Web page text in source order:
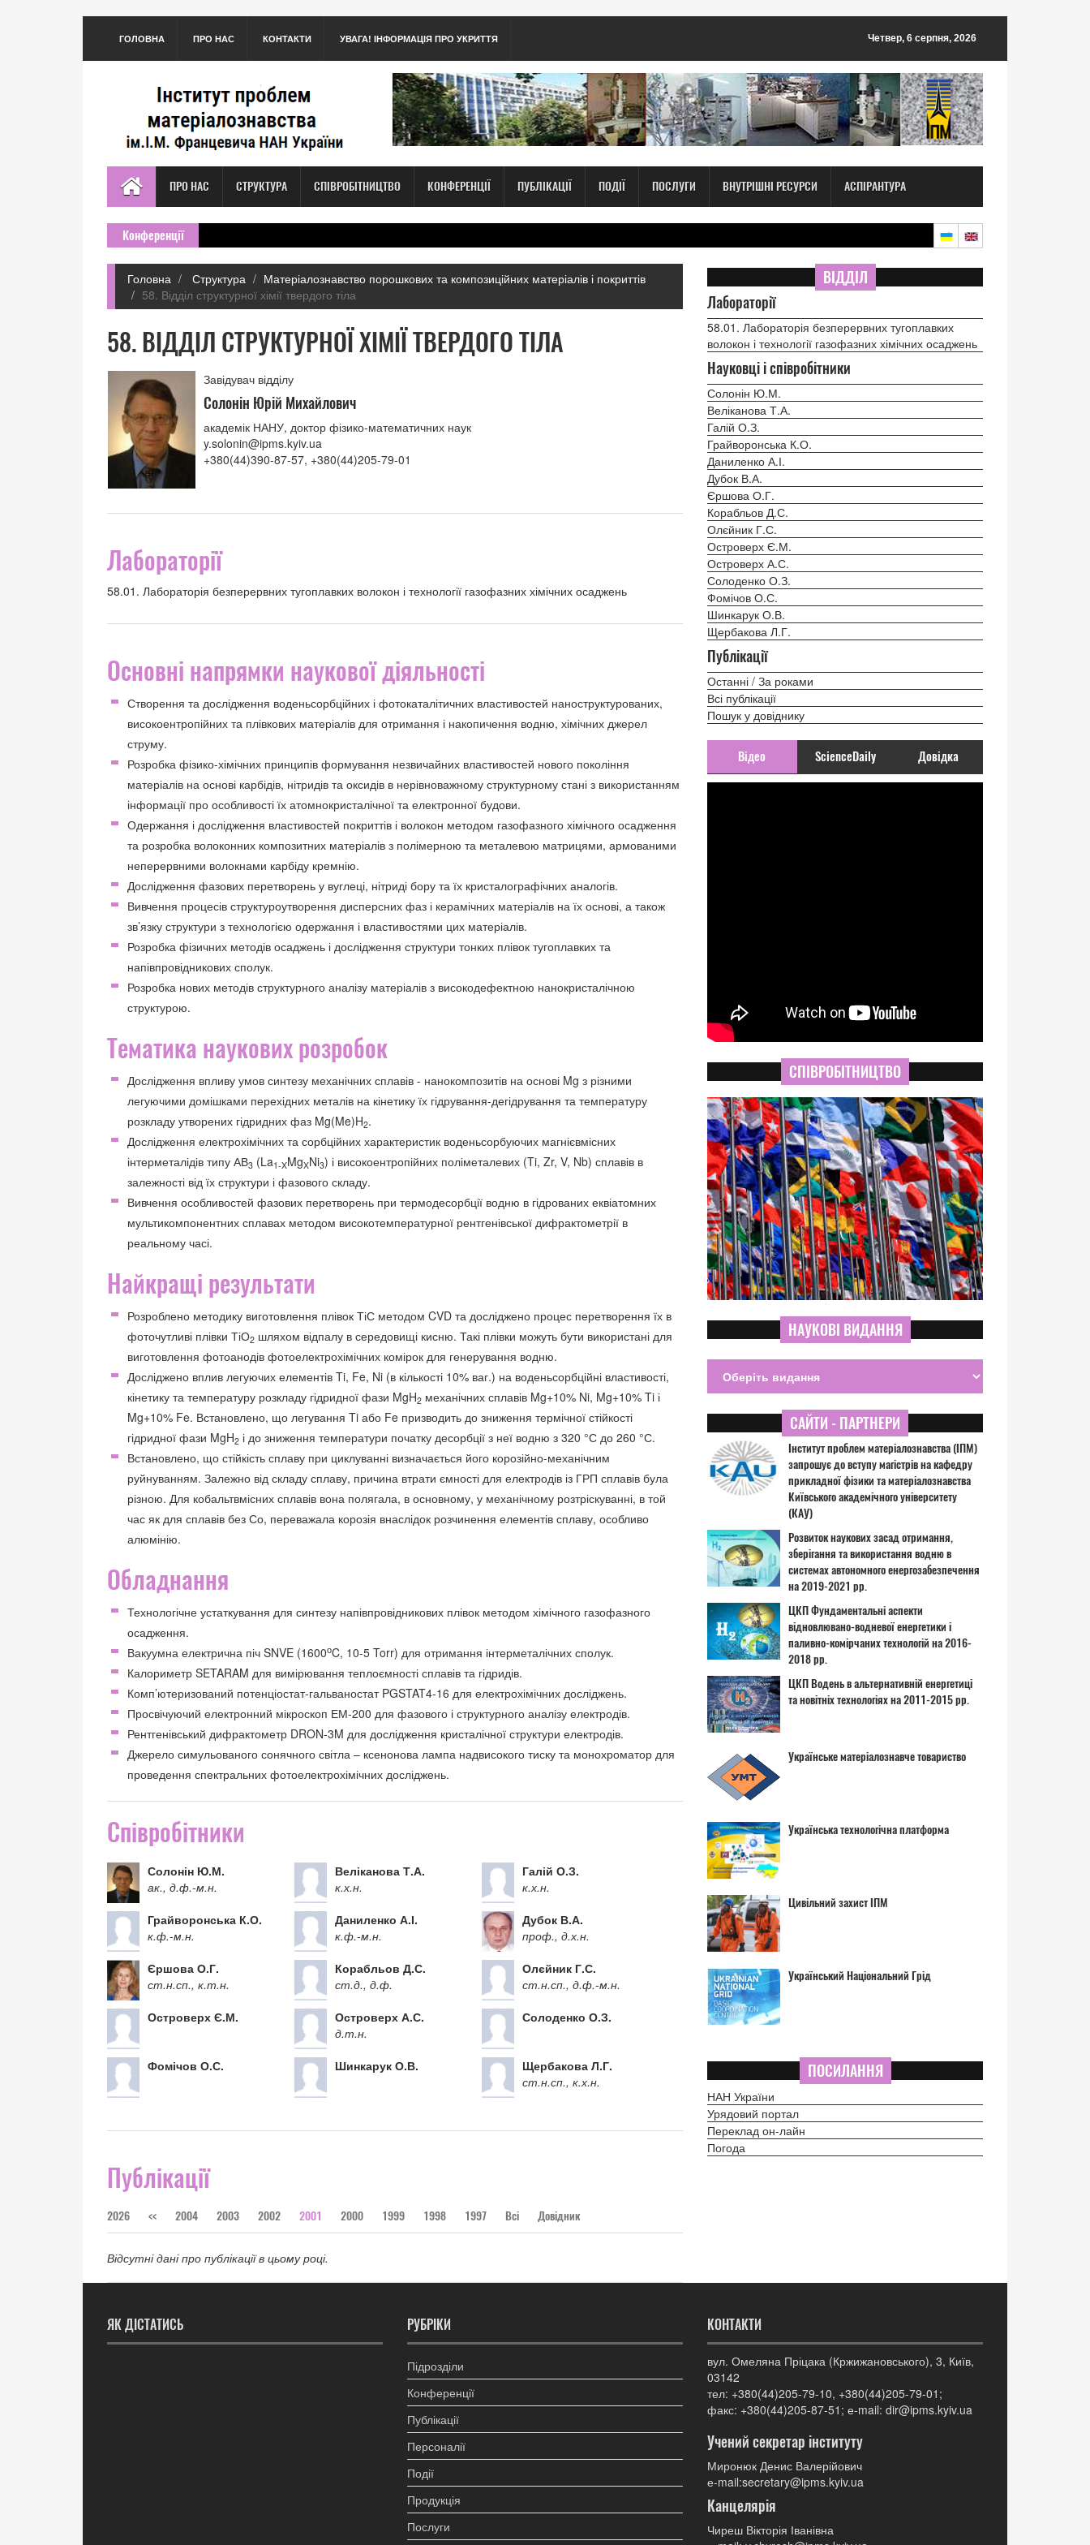
ГОЛОВНА ПРО НАС КОНТАКТИ УВАГА! ІНФОРМАЦІЯ ПРО УКРИТТЯ Четвер, 6 серпня, 2026
ПРО НАС СТРУКТУРА СПІВРОБІТНИЦТВО КОНФЕРЕНЦІЇ ПУБЛІКАЦІЇ ПОДІЇ ПОСЛУГИ ВНУТРІШНІ РЕСУРСИ АСПІРАНТУРА
Конференції
Головна Структура
Матеріалознавство порошкових та композиційних матеріалів і покриттів
58. Відділ структурної хімії твердого тіла
58. ВІДДІЛ СТРУКТУРНОЇ ХІМІЇ ТВЕРДОГО ТІЛА
Завідувач відділу
Солонін Юрій Михайлович
академік НАНУ, доктор фізико-математичних наук
y.solonin@ipms.kyiv.ua
+380(44)390-87-57, +380(44)205-79-01
Лабораторії
58.01. Лабораторія безперервних тугоплавких волокон і технології газофазних хімічних осаджень
Основні напрямки наукової діяльності
Створення та дослідження воденьсорбційних і фотокаталітичних властивостей наноструктурованих,
високоентропійних та плівкових матеріалів для отримання і накопичення водню, хімічних джерел
струму.
Розробка фізико-хімічних принципів формування незвичайних властивостей нового покоління
матеріалів на основі карбідів, нітридів та оксидів в нерівноважному структурному стані з використанням
інформації про особливості їх атомнокристалічної та електронної будови.
Одержання і дослідження властивостей покриттів і волокон методом газофазного хімічного осадження
та розробка волоконних композитних матеріалів з полімерною та металевою матрицями, армованими
неперервними волокнами карбіду кремнію.
Дослідження фазових перетворень у вуглеці, нітриді бору та їх кристалографічних аналогів.
Вивчення процесів структуроутворення дисперсних фаз і керамічних матеріалів на їх основі, а також
зв’язку структури з технологією одержання і властивостями цих матеріалів.
Розробка фізичних методів осаджень і дослідження структури тонких плівок тугоплавких та
напівпровідникових сполук.
Розробка нових методів структурного аналізу матеріалів з високодефектною нанокристалічною
структурою.
Тематика наукових розробок
Дослідження впливу умов синтезу механічних сплавів - нанокомпозитів на основі Mg з різними
легуючими домішками перехідних металів на кінетику їх гідрування-дегідрування та температуру
розкладу утворених гідридних фаз Mg(Me)H2.
Дослідження електрохімічних та сорбційних характеристик воденьсорбуючих магнієвмісних
інтерметалідів типу АВ3 (La1-XMgXNi3) і високоентропійних поліметалевих (Ti, Zr, V, Nb) сплавів в
залежності від їх структури і фазового складу.
Вивчення особливостей фазових перетворень при термодесорбції водню в гідрованих еквіатомних
мультикомпонентних сплавах методом високотемпературної рентгенівської дифрактометрії в
реальному часі.
Найкращі результати
Розроблено методику виготовлення плівок ТіС методом CVD та досліджено процес перетворення їх в
фоточутливі плівки ТіО2 шляхом відпалу в середовищі кисню. Такі плівки можуть бути використані для
виготовлення фотоанодів фотоелектрохімічних комірок для генерування водню.
Досліджено вплив легуючих елементів Ti, Fe, Ni (в кількості 10% ваг.) на воденьсорбційні властивості,
кінетику та температуру розкладу гідридної фази MgH2 механічних сплавів Mg+10% Ni, Mg+10% Ti і
Mg+10% Fe. Встановлено, що легування Ti або Fe призводить до зниження термічної стійкості
гідридної фази MgH2 і до зниження температури початку десорбції з неї водню з 320 °С до 260 °С.
Встановлено, що стійкість сплаву при циклуванні визначається його корозійно-механічним
руйнуванням. Залежно від складу сплаву, причина втрати ємності для електродів із ГРП сплавів була
різною. Для кобальтвмісних сплавів вона полягала, в основному, у механічному розтріскуванні, в той
час як для сплавів без Со, переважала корозія внаслідок розчинення елементів сплаву, особливо
алюмінію.
Обладнання
Технологічне устаткування для синтезу напівпровідникових плівок методом хімічного газофазного
осадження.
Вакуумна електрична піч SNVE (1600оC, 10-5 Torr) для отримання інтерметалічних сполук.
Калориметр SETARAM для вимірювання теплоємності сплавів та гідридів.
Комп’ютеризований потенціостат-гальваностат PGSTAT4-16 для електрохімічних досліджень.
Просвічуючий електронний мікроскоп ЕМ-200 для фазового і структурного аналізу електродів.
Рентгенівський дифрактометр DRON-3M для дослідження кристалічної структури електродів.
Джерело симульованого сонячного світла – ксенонова лампа надвисокого тиску та монохроматор для
проведення спектральних фотоелектрохімічних досліджень.
Співробітники
Солонін Ю.М.
ак., д.ф.-м.н.
Веліканова Т.А.
к.х.н.
Галій О.З.
к.х.н.
Грайворонська К.О.
к.ф.-м.н.
Даниленко А.І.
к.ф.-м.н.
Дубок В.А.
проф., д.х.н.
Єршова О.Г.
ст.н.сп., к.т.н.
Корабльов Д.С.
ст.д., д.ф.
Олєйник Г.С.
ст.н.сп., д.ф.-м.н.
Островерх Є.М.
Островерх А.С.
д.т.н.
Солоденко О.З.
Фомічов О.С. Шинкарук О.В.
Щербакова Л.Г.
ст.н.сп., к.х.н.
Публікації
2026 << 2004 2003 2002 2001 2000 1999 1998 1997 Всі Довідник
Відсутні дані про публікації в цьому році.
ВІДДІЛ
Лабораторії
58.01. Лабораторія безперервних тугоплавких
волокон і технології газофазних хімічних осаджень
Науковці і співробітники
Солонін Ю.М.
Веліканова Т.А.
Галій О.З.
Грайворонська К.О.
Даниленко А.І.
Дубок В.А.
Єршова О.Г.
Корабльов Д.С.
Олєйник Г.С.
Островерх Є.М.
Островерх А.С.
Солоденко О.З.
Фомічов О.С.
Шинкарук О.В.
Щербакова Л.Г.
Публікації
Останні / За роками
Всі публікації
Пошук у довіднику
Відео ScienceDaily Довідка
СПІВРОБІТНИЦТВО
НАУКОВІ ВИДАННЯ
САЙТИ - ПАРТНЕРИ
Інститут проблем матеріалознавства (ІПМ)
запрошує до вступу магістрів на кафедру
прикладної фізики та матеріалознавства
Київського академічного університету
(КАУ)
Розвиток наукових засад отримання,
зберігання та використання водню в
системах автономного енергозабезпечення
на 2019-2021 рр.
ЦКП Фундаментальні аспекти
відновлювано-водневої енергетики і
паливно-комірчаних технологій на 2016-
2018 рр.
ЦКП Водень в альтернативній енергетиці
та новітніх технологіях на 2011-2015 рр.
Українське матеріалознавче товариство
Українська технологічна платформа
Цивільний захист ІПМ
Український Національний Грід
ПОСИЛАННЯ
НАН України
Урядовий портал
Переклад он-лайн
Погода
ЯК ДІСТАТИСЬ РУБРІКИ
Підрозділи
Конференції
Публікації
Персоналії
Події
Продукція
Послуги
КОНТАКТИ
вул. Омеляна Пріцака (Кржижановського), 3, Київ,
03142
тел: +380(44)205-79-10, +380(44)205-79-01;
факс: +380(44)205-87-51; е-mail: dir@ipms.kyiv.ua
Учений секретар інституту
Миронюк Денис Валерійович
е-mail:secretary@ipms.kyiv.ua
Канцелярія
Чиреш Вікторія Іванівна